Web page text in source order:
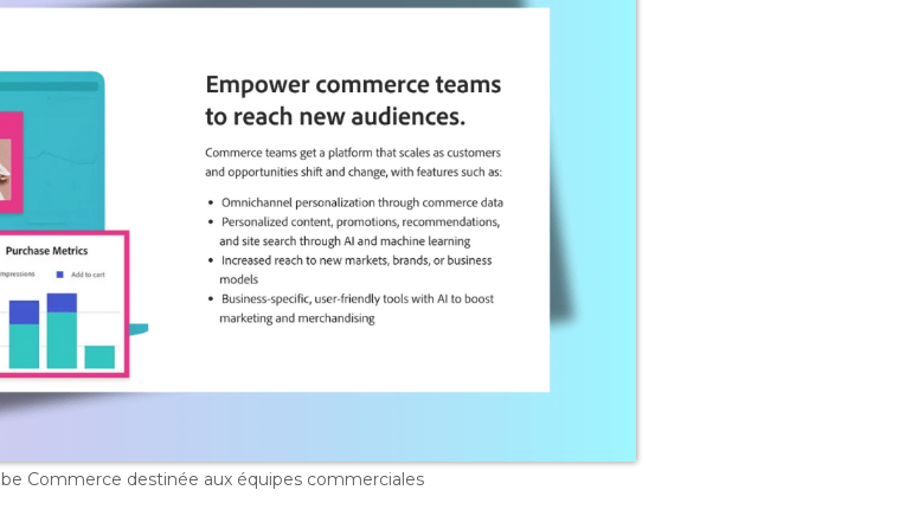
Commerce destinée aux équipes commerciales